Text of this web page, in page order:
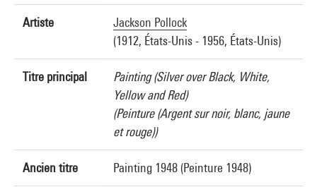
Artiste
Jackson Pollock
(1912, États-Unis - 1956, États-Unis)
Titre principal
Painting (Silver over Black, White,
Yellow and Red)
(Peinture (Argent sur noir, blanc, jaune
et rouge))
Ancien titre Painting 1948 (Peinture 1948)